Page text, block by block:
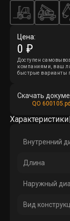
Цена:
0 ₽
Доступен
компаниями, ваш
быстрые варианты
Скачать
QO
Характеристики|
Внутренний
Длина
Наружный
Вид